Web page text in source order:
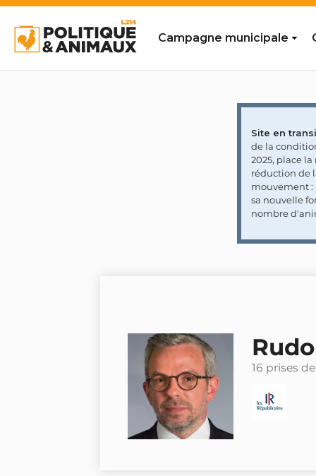
Campagne municipale
Site en
de la
2025, place
réduction de
mouvement :
sa nouvelle
nombre
16 prises